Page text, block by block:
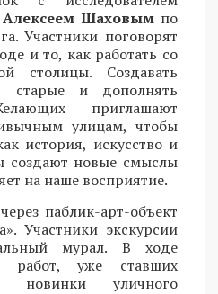
Алексеем Шаховым по
Участники поговорят
и то, как работать со
столицы. Создавать
старые и дополнять
приглашают
улицам, чтобы
история, искусство и
создают новые смыслы
на наше восприятие.
паблик-арт-объект
Участники экскурсии
мурал. В ходе
работ, уже ставших
новинки уличного